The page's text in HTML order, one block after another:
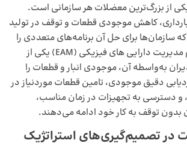
یکی از بزرگ‌ترین معضلات هر سازمانی است.
کاهش موجودی قطعات و توقف در تولید
سازمان‌ها برای حل آن برنامه‌های متعددی را
اجرا می‌کنند. سیستم مدیریت دارایی‌ های فیزیکی (EAM) یکی از
به‌واسطه آن، موجودی انبار و قطعات را
دقیق موجودی، تامین قطعات موردنیاز در
و دسترسی به تجهیزات در زمان مناسب،
بدون توقف به کار خود ادامه می‌دهند.
در تصمیم‌گیری‌های استراتژیک